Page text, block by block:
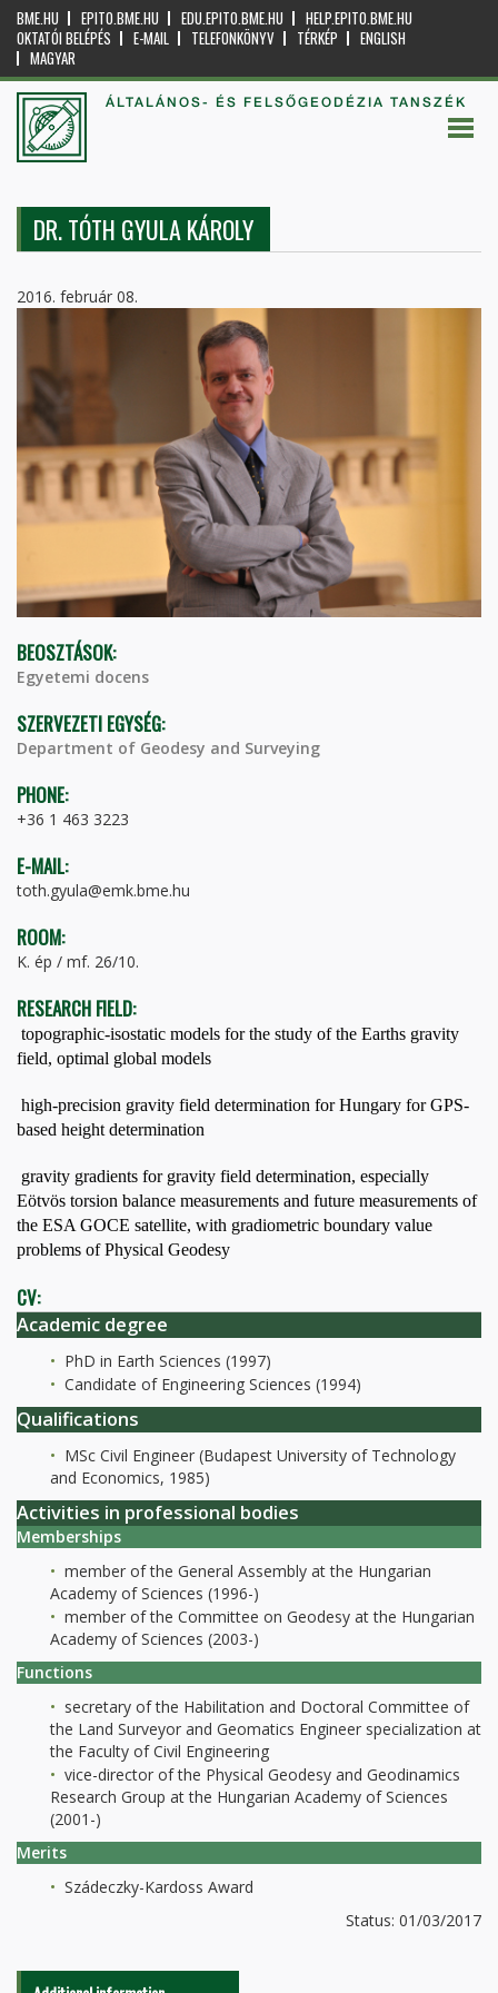
BME.HU EPITO.BME.HU EDU.EPITO.BME.HU
HELP.EPITO.BME.HU
OKTATÓI BELÉPÉS
E-MAIL TELEFONKÖNYV TÉRKÉP
ENGLISH
MAGYAR
ÁLTALÁNOS- ÉS FELSŐGEODÉZIA TANSZÉK
DR. TÓTH GYULA KÁROLY
2016. február 08.
BEOSZTÁSOK:
Egyetemi docens
SZERVEZETI EGYSÉG:
Department of Geodesy and Surveying
PHONE:
+36 1 463 3223
E-MAIL:
toth.gyula@emk.bme.hu
ROOM:
K. ép / mf. 26/10.
RESEARCH FIELD:
 topographic-isostatic models for the study of the Earths gravity
field, optimal global models
 high-precision gravity field determination for Hungary for GPS-
based height determination
 gravity gradients for gravity field determination, especially
Eötvös torsion balance measurements and future measurements of
the ESA GOCE satellite, with gradiometric boundary value
problems of Physical Geodesy
CV:
Academic degree
PhD in Earth Sciences (1997)
Candidate of Engineering Sciences (1994)
Qualifications
MSc Civil Engineer (Budapest University of Technology
and Economics, 1985)
Activities in professional bodies
Memberships
member of the General Assembly at the Hungarian
Academy of Sciences (1996-)
member of the Committee on Geodesy at the Hungarian
Academy of Sciences (2003-)
Functions
secretary of the Habilitation and Doctoral Committee of
the Land Surveyor and Geomatics Engineer specialization at
the Faculty of Civil Engineering
vice-director of the Physical Geodesy and Geodinamics
Research Group at the Hungarian Academy of Sciences
(2001-)
Merits
Szádeczky-Kardoss Award
Status: 01/03/2017